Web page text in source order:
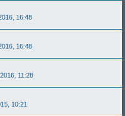
16:48
16:48
11:28
10:21